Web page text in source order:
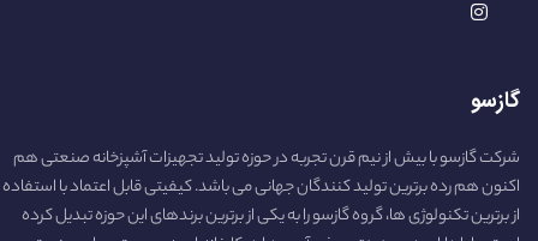
گازسو
شرکت گازسو با بیش از نیم قرن تجربه در حوزه تولید تجهیزات آشپزخانه صنعتی هم
اکنون هم رده برترین تولید کنندگان جهانی می باشد. کیفیتی قابل اعتماد با استفاده
از برترین تکنولوژی ها، گروه گازسو را به یکی از برترین برندهای این حوزه تبدیل کرده